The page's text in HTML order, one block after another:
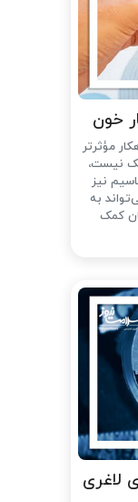
خون
مؤثرتر
نیست،
نیز
به
کمک
لاغری